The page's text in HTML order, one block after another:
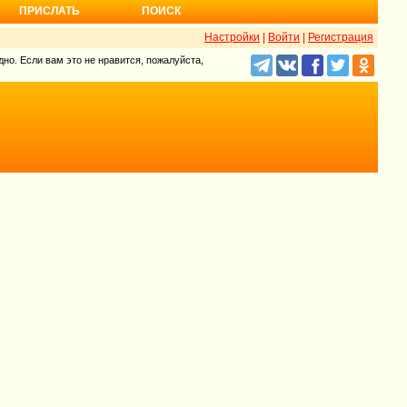
ПРИСЛАТЬ ПОИСК
Настройки Войти Регистрация
Если вам это не нравится, пожалуйста,